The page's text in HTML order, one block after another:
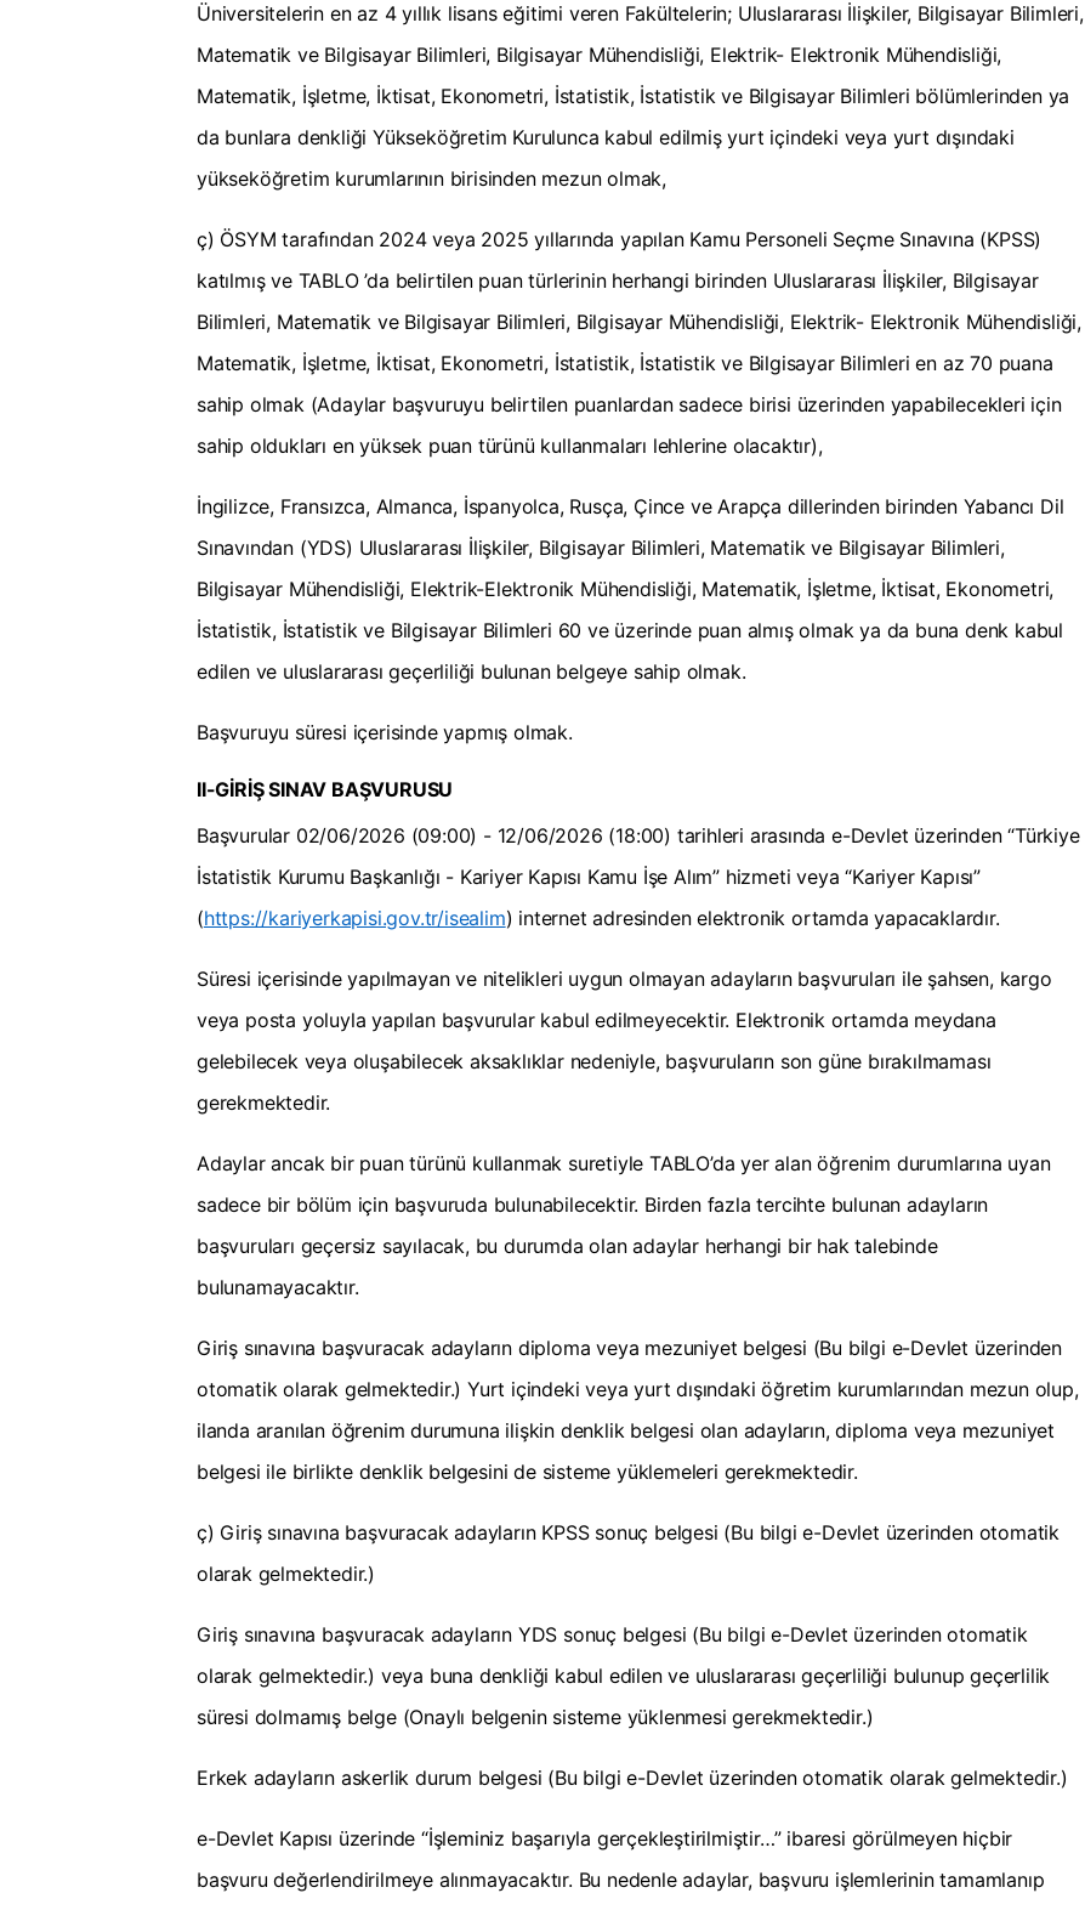
Üniversitelerin en az 4 yıllık lisans eğitimi veren Fakültelerin; Uluslararası İlişkiler, Bilgisayar Bilimleri,
Matematik ve Bilgisayar Bilimleri, Bilgisayar Mühendisliği, Elektrik- Elektronik Mühendisliği,
Matematik, İşletme, İktisat, Ekonometri, İstatistik, İstatistik ve Bilgisayar Bilimleri bölümlerinden ya
da bunlara denkliği Yükseköğretim Kurulunca kabul edilmiş yurt içindeki veya yurt dışındaki
yükseköğretim kurumlarının birisinden mezun olmak,
ç) ÖSYM tarafından 2024 veya 2025 yıllarında yapılan Kamu Personeli Seçme Sınavına (KPSS)
katılmış ve TABLO ’da belirtilen puan türlerinin herhangi birinden Uluslararası İlişkiler, Bilgisayar
Bilimleri, Matematik ve Bilgisayar Bilimleri, Bilgisayar Mühendisliği, Elektrik- Elektronik Mühendisliği,
Matematik, İşletme, İktisat, Ekonometri, İstatistik, İstatistik ve Bilgisayar Bilimleri en az 70 puana
sahip olmak (Adaylar başvuruyu belirtilen puanlardan sadece birisi üzerinden yapabilecekleri için
sahip oldukları en yüksek puan türünü kullanmaları lehlerine olacaktır),
İngilizce, Fransızca, Almanca, İspanyolca, Rusça, Çince ve Arapça dillerinden birinden Yabancı Dil
Sınavından (YDS) Uluslararası İlişkiler, Bilgisayar Bilimleri, Matematik ve Bilgisayar Bilimleri,
Bilgisayar Mühendisliği, Elektrik-Elektronik Mühendisliği, Matematik, İşletme, İktisat, Ekonometri,
İstatistik, İstatistik ve Bilgisayar Bilimleri 60 ve üzerinde puan almış olmak ya da buna denk kabul
edilen ve uluslararası geçerliliği bulunan belgeye sahip olmak.
Başvuruyu süresi içerisinde yapmış olmak.
II-GİRİŞ SINAV BAŞVURUSU
Başvurular 02/06/2026 (09:00) - 12/06/2026 (18:00) tarihleri arasında e-Devlet üzerinden “Türkiye
İstatistik Kurumu Başkanlığı - Kariyer Kapısı Kamu İşe Alım” hizmeti veya “Kariyer Kapısı”
(https://kariyerkapisi.gov.tr/isealim) internet adresinden elektronik ortamda yapacaklardır.
Süresi içerisinde yapılmayan ve nitelikleri uygun olmayan adayların başvuruları ile şahsen, kargo
veya posta yoluyla yapılan başvurular kabul edilmeyecektir. Elektronik ortamda meydana
gelebilecek veya oluşabilecek aksaklıklar nedeniyle, başvuruların son güne bırakılmaması
gerekmektedir.
Adaylar ancak bir puan türünü kullanmak suretiyle TABLO’da yer alan öğrenim durumlarına uyan
sadece bir bölüm için başvuruda bulunabilecektir. Birden fazla tercihte bulunan adayların
başvuruları geçersiz sayılacak, bu durumda olan adaylar herhangi bir hak talebinde
bulunamayacaktır.
Giriş sınavına başvuracak adayların diploma veya mezuniyet belgesi (Bu bilgi e-Devlet üzerinden
otomatik olarak gelmektedir.) Yurt içindeki veya yurt dışındaki öğretim kurumlarından mezun olup,
ilanda aranılan öğrenim durumuna ilişkin denklik belgesi olan adayların, diploma veya mezuniyet
belgesi ile birlikte denklik belgesini de sisteme yüklemeleri gerekmektedir.
ç) Giriş sınavına başvuracak adayların KPSS sonuç belgesi (Bu bilgi e-Devlet üzerinden otomatik
olarak gelmektedir.)
Giriş sınavına başvuracak adayların YDS sonuç belgesi (Bu bilgi e-Devlet üzerinden otomatik
olarak gelmektedir.) veya buna denkliği kabul edilen ve uluslararası geçerliliği bulunup geçerlilik
süresi dolmamış belge (Onaylı belgenin sisteme yüklenmesi gerekmektedir.)
Erkek adayların askerlik durum belgesi (Bu bilgi e-Devlet üzerinden otomatik olarak gelmektedir.)
e-Devlet Kapısı üzerinde “İşleminiz başarıyla gerçekleştirilmiştir…” ibaresi görülmeyen hiçbir
başvuru değerlendirilmeye alınmayacaktır. Bu nedenle adaylar, başvuru işlemlerinin tamamlanıp